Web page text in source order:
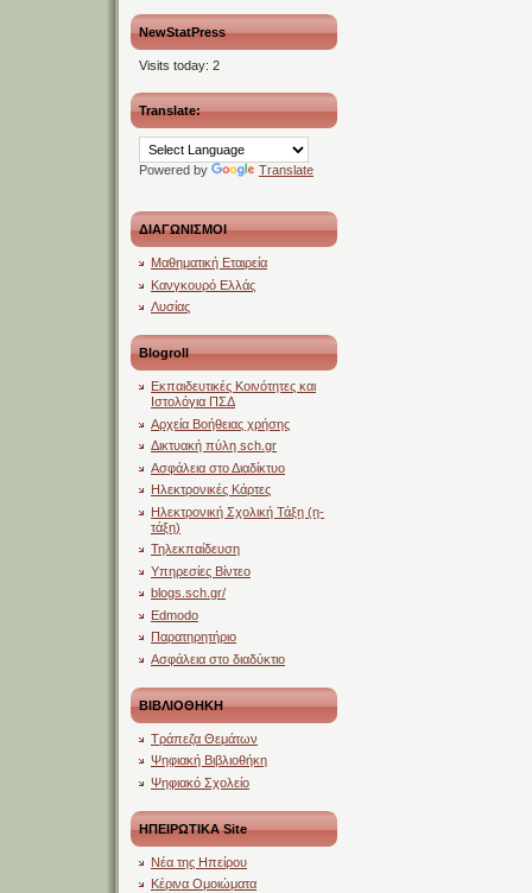
NewStatPress
Visits today: 2
Translate:
Powered by Translate
ΔΙΑΓΩΝΙΣΜΟΙ
Μαθηματική Εταιρεία
Κανγκουρό Ελλάς
Λυσίας
Blogroll
Εκπαιδευτικές Κοινότητες και
Ιστολόγια ΠΣΔ
Αρχεία Βοήθειας χρήσης
Δικτυακή πύλη sch.gr
Ασφάλεια στο Διαδίκτυο
Ηλεκτρονικές Κάρτες
Ηλεκτρονική Σχολική Τάξη (η-
τάξη)
Τηλεκπαίδευση
Υπηρεσίες Βίντεο
blogs.sch.gr/
Edmodo
Παρατηρητήριο
Ασφάλεια στο διαδύκτιο
ΒΙΒΛΙΟΘΗΚΗ
Τράπεζα Θεμάτων
Ψηφιακή Βιβλιοθήκη
Ψηφιακό Σχολείο
ΗΠΕΙΡΩΤΙΚΑ Site
Νέα της Ηπείρου
Κέρινα Ομοιώματα